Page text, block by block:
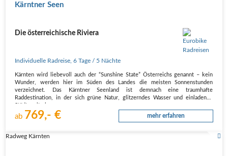
Kärntner Seen
Die österreichische Riviera
Individuelle Radreise ,6 Tage / 5 Nächte
Kärnten wird liebevoll auch der “Sunshine State” Österreichs genannt – kein
Wunder, werden hier im Süden des Landes die meisten Sonnenstunden
verzeichnet. Das Kärntner Seenland ist demnach eine traumhafte
Raddestination, in der sich grüne Natur, glitzerndes Wasser und einladende
ab 769,- € mehr erfahren
Radweg Kärnten